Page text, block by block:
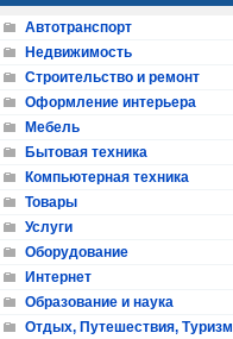
Автотранспорт
Недвижимость
Строительство и ремонт
Оформление интерьера
Мебель
Бытовая техника
Компьютерная техника
Товары
Услуги
Оборудование
Интернет
Образование и наука
Отдых, Путешествия, Туризм